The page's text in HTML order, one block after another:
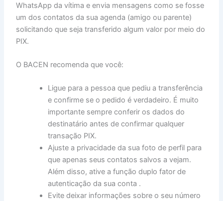
WhatsApp da vítima e envia mensagens como se fosse
um dos contatos da sua agenda (amigo ou parente)
solicitando que seja transferido algum valor por meio do
PIX.
O BACEN recomenda que você:
Ligue para a pessoa que pediu a transferência
e confirme se o pedido é verdadeiro. É muito
importante sempre conferir os dados do
destinatário antes de confirmar qualquer
transação PIX.
Ajuste a privacidade da sua foto de perfil para
que apenas seus contatos salvos a vejam.
Além disso, ative a função duplo fator de
autenticação da sua conta .
Evite deixar informações sobre o seu número